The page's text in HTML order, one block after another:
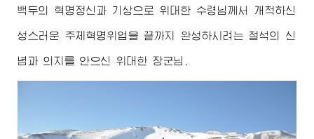
백두의 혁명정신과 기상으로 위대한 수령님께서 개척하신
성스러운 주체혁명위업을 끝까지 완성하시려는 철석의 신
념과 의지를 안으신 위대한 장군님